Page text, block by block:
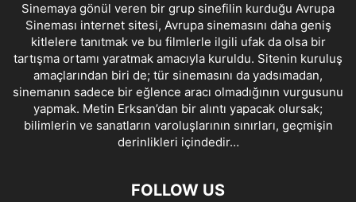
Sinemaya gönül veren bir grup sinefilin kurduğu Avrupa
Sineması internet sitesi, Avrupa sinemasını daha geniş
kitlelere tanıtmak ve bu filmlerle ilgili ufak da olsa bir
tartışma ortamı yaratmak amacıyla kuruldu. Sitenin kuruluş
amaçlarından biri de; tür sinemasını da yadsımadan,
sinemanın sadece bir eğlence aracı olmadığının vurgusunu
yapmak. Metin Erksan’dan bir alıntı yapacak olursak;
bilimlerin ve sanatların varoluşlarının sınırları, geçmişin
derinlikleri içindedir…
FOLLOW US